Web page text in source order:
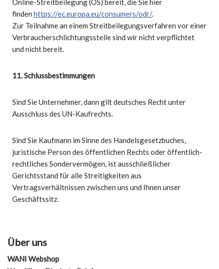
Online-Streitbeilegung (OS) bereit, die Sie hier
finden https://ec.europa.eu/consumers/odr/.
Zur Teilnahme an einem Streitbeilegungsverfahren vor einer
Verbraucherschlichtungsstelle sind wir nicht verpflichtet
und nicht bereit.
11. Schlussbestimmungen
Sind Sie Unternehmer, dann gilt deutsches Recht unter
Ausschluss des UN-Kaufrechts.
Sind Sie Kaufmann im Sinne des Handelsgesetzbuches,
juristische Person des öffentlichen Rechts oder öffentlich-
rechtliches Sondervermögen, ist ausschließlicher
Gerichtsstand für alle Streitigkeiten aus
Vertragsverhältnissen zwischen uns und Ihnen unser
Geschäftssitz.
Über uns
WANI Webshop